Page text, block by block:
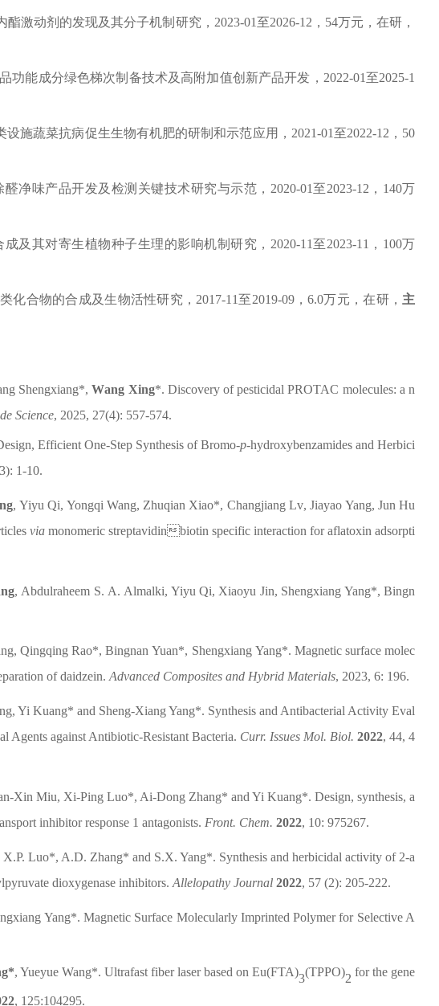
激动剂的发现及其分子机制研究， 2023-01至2026-12 ， 54万元，在研，
功能成分绿色梯次制备技术及高附加值创新产品开发， 2022-01至2025-1
设施蔬菜抗病促生生物有机肥的研制和示范应用 ， 2021-01至2022-12 ， 50
醛净味产品开发及检测关键技术研究与示范 ， 2020-01至2023-12 ， 140万
及其对寄生植物种子生理的影响机制研究， 2020-11至2023-11 ， 100万
化合物的合成及生物活性研究 ， 2017-11至2019-09，6.0万元，在研， 主
Shengxiang*, Wang Xing*. Discovery of pesticidal PROTAC molecules: a n
Science, 2025, 27(4): 557-574.
Efficient One-Step Synthesis of Bromo-p-hydroxybenzamides and Herbici
3): 1-10.
, Yiyu Qi,Yongqi Wang, Zhuqian Xiao*, Changjiang Lv, Jiayao Yang,Jun Hu
via monomeric streptavidinbiotin specific interaction for aflatoxin adsorpti
Abdulraheem S. A. Almalki ,Yiyu Qi Xiaoyu Jin Shengxiang Yang*,Bingn
, Qingqing Rao*,Bingnan Yuan*, Shengxiang Yang*. Magnetic surface molec
of daidzein. Advanced Composites and Hybrid Materials, 2023, 6: 196.
Yi Kuang* and Sheng-Xiang Yang*. Synthesis and Antibacterial Activity Eval
Agents against Antibiotic-Resistant Bacteria. Curr. Issues Mol. Biol. 2022, 44, 4
Xin Miu, Xi-Ping Luo*, Ai-Dong Zhang* and Yi Kuang*. Design, synthesis, a
inhibitor response 1 antagonists. Front. Chem. 2022, 10: 975267.
Luo*, A.D. Zhang* and S.X. Yang*. Synthesis and herbicidal activity of 2-a
dioxygenase inhibitors. Allelopathy Journal 2022, 57 (2): 205-222.
Yang*. Magnetic Surface Molecularly Imprinted Polymer for Selective A
, Yueyue Wang*. Ultrafast fiber laser based on Eu(FTA)3(TPPO)2 for the gene
, 125:104295.